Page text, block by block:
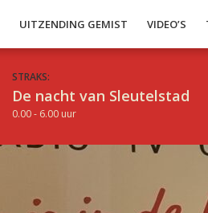
UITZENDING GEMIST VIDEO’S
STRAKS:
De nacht van Sleutelstad
0.00 - 6.00 uur